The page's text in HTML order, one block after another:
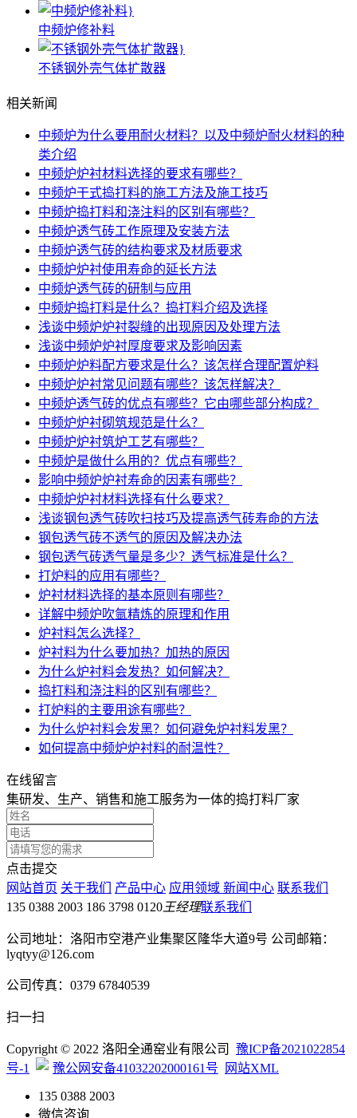
中频炉修补料
不锈钢外壳气体扩散器
相关新闻
中频炉为什么要用耐火材料？以及中频炉耐火材料的种
类介绍
中频炉炉衬材料选择的要求有哪些？
中频炉干式捣打料的施工方法及施工技巧
中频炉捣打料和浇注料的区别有哪些？
中频炉透气砖工作原理及安装方法
中频炉透气砖的结构要求及材质要求
中频炉炉衬使用寿命的延长方法
中频炉透气砖的研制与应用
中频炉捣打料是什么？捣打料介绍及选择
浅谈中频炉炉衬裂缝的出现原因及处理方法
浅谈中频炉炉衬厚度要求及影响因素
中频炉炉料配方要求是什么？该怎样合理配置炉料
中频炉炉衬常见问题有哪些？该怎样解决？
中频炉透气砖的优点有哪些？它由哪些部分构成？
中频炉炉衬砌筑规范是什么？
中频炉炉衬筑炉工艺有哪些？
中频炉是做什么用的？优点有哪些？
影响中频炉炉衬寿命的因素有哪些？
中频炉炉衬材料选择有什么要求？
浅谈钢包透气砖吹扫技巧及提高透气砖寿命的方法
钢包透气砖不透气的原因及解决办法
钢包透气砖透气量是多少？透气标准是什么？
打炉料的应用有哪些？
炉衬材料选择的基本原则有哪些？
详解中频炉吹氩精炼的原理和作用
炉衬料怎么选择？
炉衬料为什么要加热？加热的原因
为什么炉衬料会发热？如何解决？
捣打料和浇注料的区别有哪些？
打炉料的主要用途有哪些？
为什么炉衬料会发黑？如何避免炉衬料发黑？
如何提高中频炉炉衬料的耐温性？
在线留言
集研发、生产、销售和施工服务为一体的捣打料厂家
点击提交
网站首页 关于我们 产品中心 应用领域 新闻中心 联系我们
135 0388 2003 186 3798 0120 王经理联系我们
公司地址：洛阳市空港产业集聚区隆华大道9号 公司邮箱：
lyqtyy@126.com
公司传真：0379 67840539
扫一扫
Copyright © 2022 洛阳全通窑业有限公司 豫ICP备2021022854
号-1
豫公网安备41032202000161号 网站XML
135 0388 2003
微信咨询